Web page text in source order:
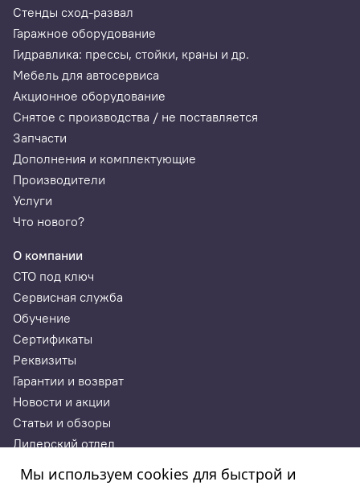
Стенды сход-развал
Гаражное оборудование
Гидравлика: прессы, стойки, краны и др.
Мебель для автосервиса
Акционное оборудование
Снятое с производства / не поставляется
Запчасти
Дополнения и комплектующие
Производители
Услуги
Что нового?
О компании
СТО под ключ
Сервисная служба
Обучение
Сертификаты
Реквизиты
Гарантии и возврат
Новости и акции
Статьи и обзоры
Дилерский отдел
Мы используем cookies для быстрой и